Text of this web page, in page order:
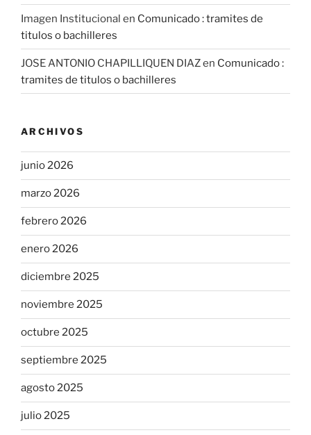
Imagen Institucional en Comunicado : tramites de
titulos o bachilleres
JOSE ANTONIO CHAPILLIQUEN DIAZen Comunicado :
tramites de titulos o bachilleres
ARCHIVOS
junio 2026
marzo 2026
febrero 2026
enero 2026
diciembre 2025
noviembre 2025
octubre 2025
septiembre 2025
agosto 2025
julio 2025